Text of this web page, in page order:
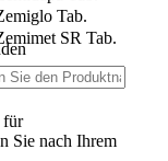
Tab.
SR Tab.
für
Sie nach Ihrem